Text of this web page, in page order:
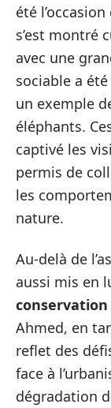
été
s’est montré
avec une
sociable a
un exemple
éléphants.
captivé les
permis de
les
nature.
Au-delà de
aussi mis en
conservation
Ahmed, en
reflet des
face à
dégradation